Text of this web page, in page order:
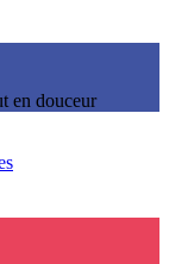
en douceur